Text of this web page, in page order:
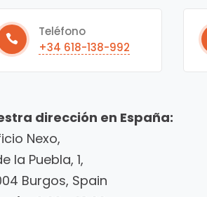
Teléfono
+34 618-138-992
dirección en España:
Nexo,
la Puebla, 1,
Burgos, Spain